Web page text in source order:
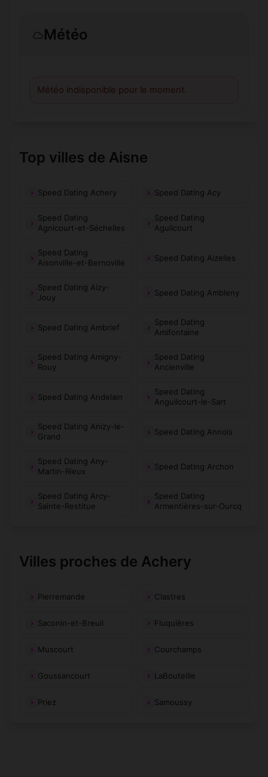
Météo
Météo indisponible pour le moment.
Top villes de Aisne
Speed Dating Achery Speed Dating Acy
Speed Dating
Agnicourt-et-Séchelles
Speed Dating
Aguilcourt
Speed Dating
Aisonville-et-Bernoville
Speed Dating Aizelles
Speed Dating Aizy-
Jouy
Speed Dating Ambleny
Speed Dating Ambrief
Speed Dating
Amifontaine
Speed Dating Amigny-
Rouy
Speed Dating
Ancienville
Speed Dating Andelain
Speed Dating
Anguilcourt-le-Sart
Speed Dating Anizy-le-
Grand
Speed Dating Annois
Speed Dating Any-
Martin-Rieux
Speed Dating Archon
Speed Dating Arcy-
Sainte-Restitue
Speed Dating
Armentières-sur-Ourcq
Villes proches de Achery
Pierremande Clastres
Saconin-et-Breuil Fluquières
Muscourt Courchamps
Goussancourt LaBouteille
Priez Samoussy